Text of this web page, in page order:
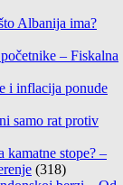
Albanija ima?
– Fiskalna
i inflacija ponude
samo rat protiv
kamatne stope? –
(318)